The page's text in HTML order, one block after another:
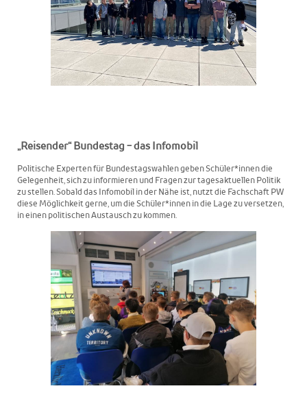
„Reisender“ Bundestag - das Infomobil
Politische Experten für Bundestagswahlen geben Schüler*innen die
Gelegenheit, sich zu informieren und Fragen zur tagesaktuellen Politik
zu stellen. Sobald das Infomobil in der Nähe ist, nutzt die Fachschaft PW
diese Möglichkeit gerne, um die Schüler*innen in die Lage zu versetzen,
in einen politischen Austausch zu kommen.